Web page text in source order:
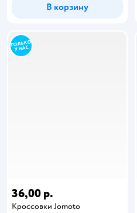
В корзину
36,00 р.
Кроссовки Jomoto